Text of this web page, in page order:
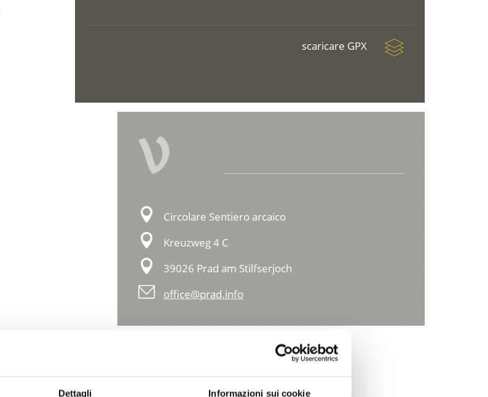
Dettagli Informazioni sui cookie
scaricare GPX
V
Circolare Sentiero arcaico
Kreuzweg 4 C
39026 Prad am Stilfserjoch
office@prad.info